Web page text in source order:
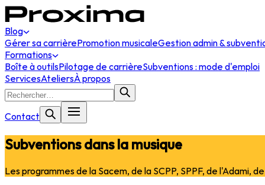
Blog
Gérer sa carrièrePromotion musicaleGestion admin &
Formations
Boîte à outilsPilotage de carrièreSubventions : mode d'emploi
ServicesAteliersÀ propos
Contact
Subventions dans la musique
Les programmes de la Sacem, de la SCPP, SPPF, de l'Adami,